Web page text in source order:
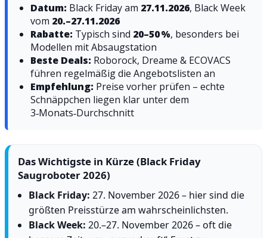
Datum: Black Friday am 27.11.2026, Black Week
vom 20.–27.11.2026
Rabatte: Typisch sind 20–50 %, besonders bei
Modellen mit Absaugstation
Beste Deals: Roborock, Dreame & ECOVACS
führen regelmäßig die Angebotslisten an
Empfehlung: Preise vorher prüfen – echte
Schnäppchen liegen klar unter dem
3‑Monats‑Durchschnitt
Das Wichtigste in Kürze (Black Friday
Saugroboter 2026)
Black Friday: 27. November 2026 – hier sind die
größten Preisstürze am wahrscheinlichsten.
Black Week: 20.–27. November 2026 – oft die